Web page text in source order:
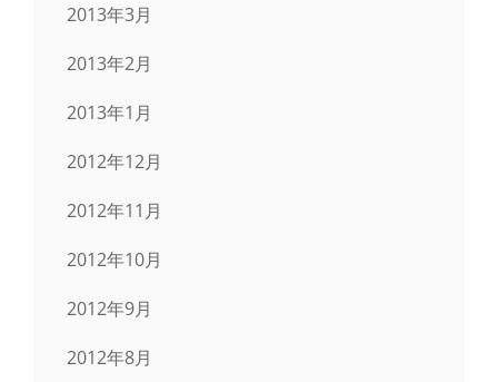
2013年3月
2013年2月
2013年1月
2012年12月
2012年11月
2012年10月
2012年9月
2012年8月